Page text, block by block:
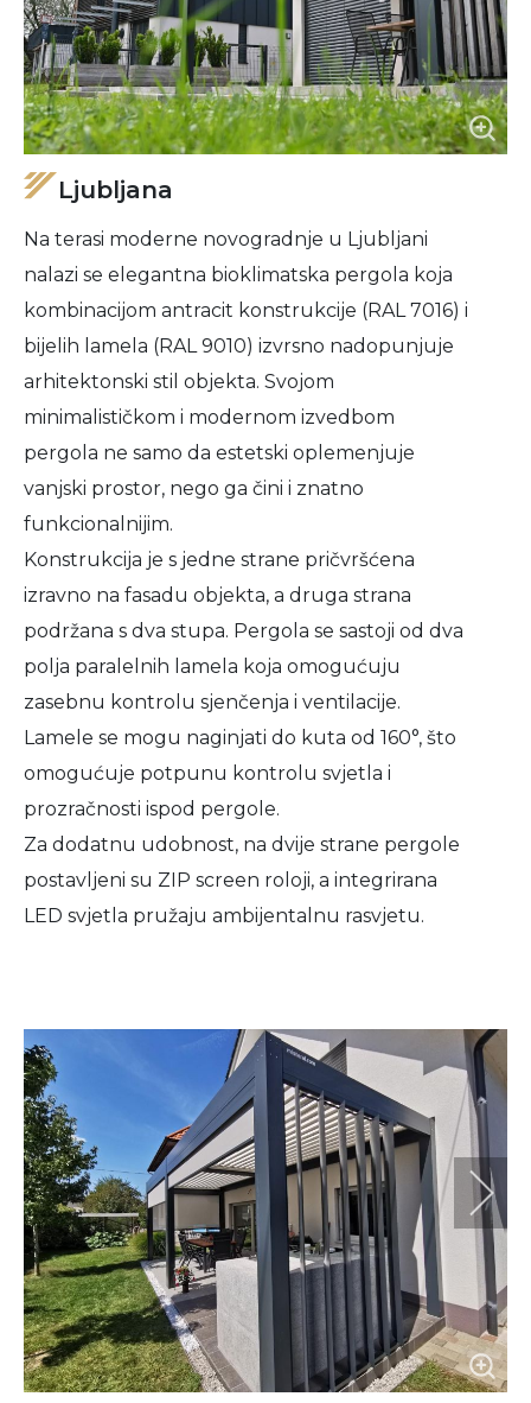
Ljubljana
Na terasi moderne novogradnje u Ljubljani
nalazi se elegantna bioklimatska pergola koja
kombinacijom antracit konstrukcije (RAL 7016) i
bijelih lamela (RAL 9010) izvrsno nadopunjuje
arhitektonski stil objekta. Svojom
minimalističkom i modernom izvedbom
pergola ne samo da estetski oplemenjuje
vanjski prostor, nego ga čini i znatno
funkcionalnijim.
Konstrukcija je s jedne strane pričvršćena
izravno na fasadu objekta, a druga strana
podržana s dva stupa. Pergola se sastoji od dva
polja paralelnih lamela koja omogućuju
zasebnu kontrolu sjenčenja i ventilacije.
Lamele se mogu naginjati do kuta od 160°, što
omogućuje potpunu kontrolu svjetla i
prozračnosti ispod pergole.
Za dodatnu udobnost, na dvije strane pergole
postavljeni su ZIP screen roloji, a integrirana
LED svjetla pružaju ambijentalnu rasvjetu.